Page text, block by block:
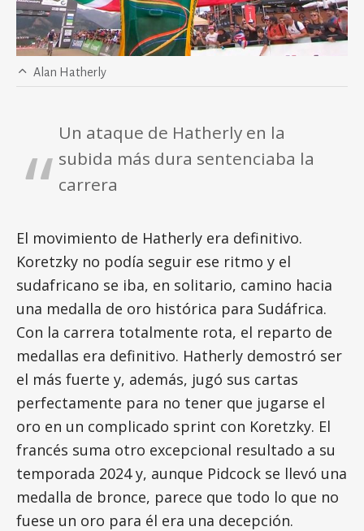
Alan Hatherly
Un ataque de Hatherly en la
subida más dura sentenciaba la
carrera
El movimiento de Hatherly era definitivo.
Koretzky no podía seguir ese ritmo y el
sudafricano se iba, en solitario, camino hacia
una medalla de oro histórica para Sudáfrica.
Con la carrera totalmente rota, el reparto de
medallas era definitivo. Hatherly demostró ser
el más fuerte y, además, jugó sus cartas
perfectamente para no tener que jugarse el
oro en un complicado sprint con Koretzky. El
francés suma otro excepcional resultado a su
temporada 2024 y, aunque Pidcock se llevó una
medalla de bronce, parece que todo lo que no
fuese un oro para él era una decepción.